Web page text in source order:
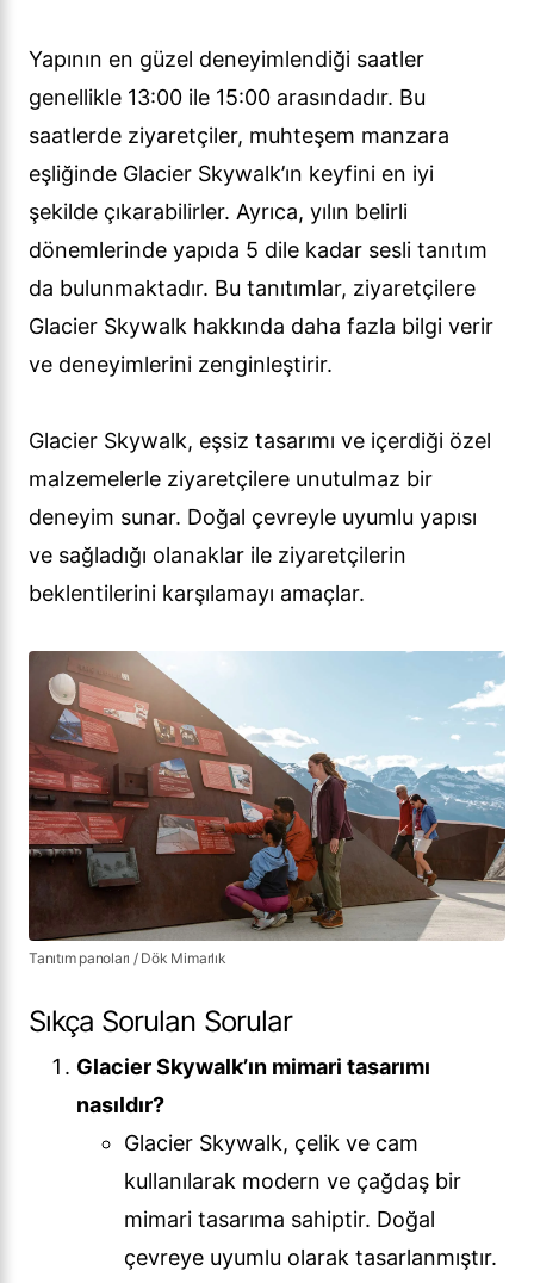
Yapının en güzel deneyimlendiği saatler
genellikle 13:00 ile 15:00 arasındadır. Bu
saatlerde ziyaretçiler, muhteşem manzara
eşliğinde Glacier Skywalk’ın keyfini en iyi
şekilde çıkarabilirler. Ayrıca, yılın belirli
dönemlerinde yapıda 5 dile kadar sesli tanıtım
da bulunmaktadır. Bu tanıtımlar, ziyaretçilere
Glacier Skywalk hakkında daha fazla bilgi verir
ve deneyimlerini zenginleştirir.
Glacier Skywalk, eşsiz tasarımı ve içerdiği özel
malzemelerle ziyaretçilere unutulmaz bir
deneyim sunar. Doğal çevreyle uyumlu yapısı
ve sağladığı olanaklar ile ziyaretçilerin
beklentilerini karşılamayı amaçlar.
Tanıtım panoları / Dök Mimarlık
Sıkça Sorulan Sorular
Glacier Skywalk’ın mimari tasarımı
nasıldır?
Glacier Skywalk, çelik ve cam
kullanılarak modern ve çağdaş bir
mimari tasarıma sahiptir. Doğal
çevreye uyumlu olarak tasarlanmıştır.